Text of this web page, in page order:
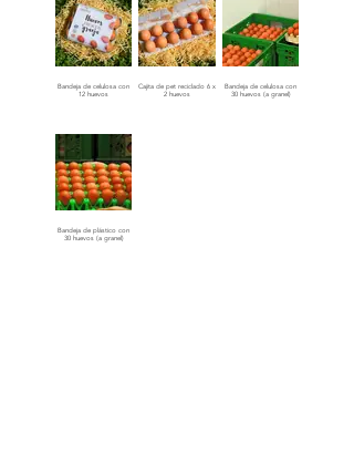
Bandeja de celulosa con
12 huevos
Cajita de pet reciclado 6 x
2 huevos
Bandeja de celulosa con
30 huevos (a granel)
Bandeja de plástico con
30 huevos (a granel)